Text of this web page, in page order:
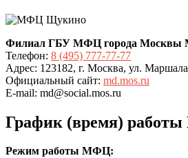
Филиал ГБУ МФЦ города Москвы
Телефон: 8 (495) 777-77-77
Адрес: 123182, г. Москва, ул.
Официальный сайт: md.mos.ru
E-mail: md@social.mos.ru
График (время)
Режим работы МФЦ: